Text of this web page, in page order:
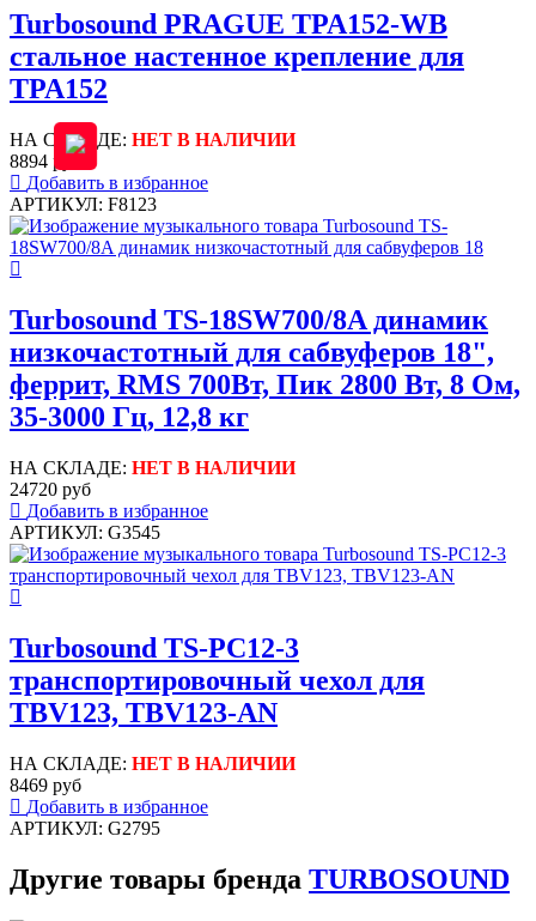
Turbosound PRAGUE TPA152-WB
стальное настенное крепление для
TPA152
НА СКЛАДЕ: НЕТ В НАЛИЧИИ
8894 руб
Добавить в избранное
АРТИКУЛ: F8123
Turbosound TS-18SW700/8A динамик
низкочастотный для сабвуферов 18",
феррит, RMS 700Вт, Пик 2800 Вт, 8 Ом,
35-3000 Гц, 12,8 кг
НА СКЛАДЕ: НЕТ В НАЛИЧИИ
24720 руб
Добавить в избранное
АРТИКУЛ: G3545
Turbosound TS-PC12-3
транспортировочный чехол для
TBV123, TBV123-AN
НА СКЛАДЕ: НЕТ В НАЛИЧИИ
8469 руб
Добавить в избранное
АРТИКУЛ: G2795
Другие товары бренда TURBOSOUND